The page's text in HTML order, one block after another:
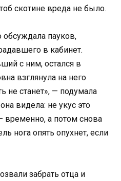
скотине вреда не было.
пауков,
в кабинет.
с ним, остался в
взглянула на него
не станет», — подумала
видела: не укус это
временно, а потом снова
нога опять опухнет, если
забрать отца и